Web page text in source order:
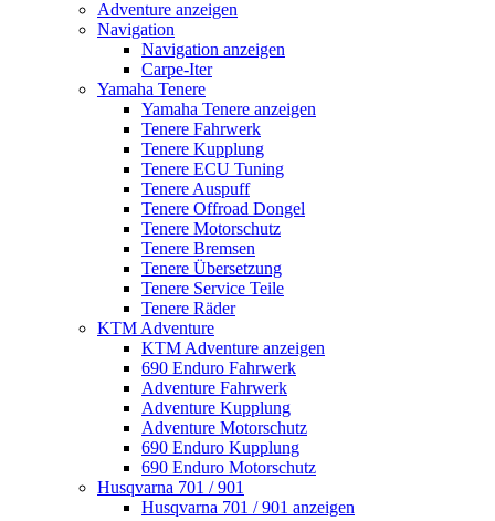
Adventure anzeigen
Navigation
Navigation anzeigen
Carpe-Iter
Yamaha Tenere
Yamaha Tenere anzeigen
Tenere Fahrwerk
Tenere Kupplung
Tenere ECU Tuning
Tenere Auspuff
Tenere Offroad Dongel
Tenere Motorschutz
Tenere Bremsen
Tenere Übersetzung
Tenere Service Teile
Tenere Räder
KTM Adventure
KTM Adventure anzeigen
690 Enduro Fahrwerk
Adventure Fahrwerk
Adventure Kupplung
Adventure Motorschutz
690 Enduro Kupplung
690 Enduro Motorschutz
Husqvarna 701 / 901
Husqvarna 701 / 901 anzeigen